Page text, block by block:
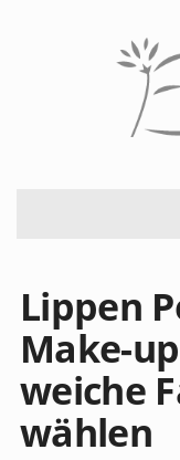
Lippen
Make-
weiche
wählen